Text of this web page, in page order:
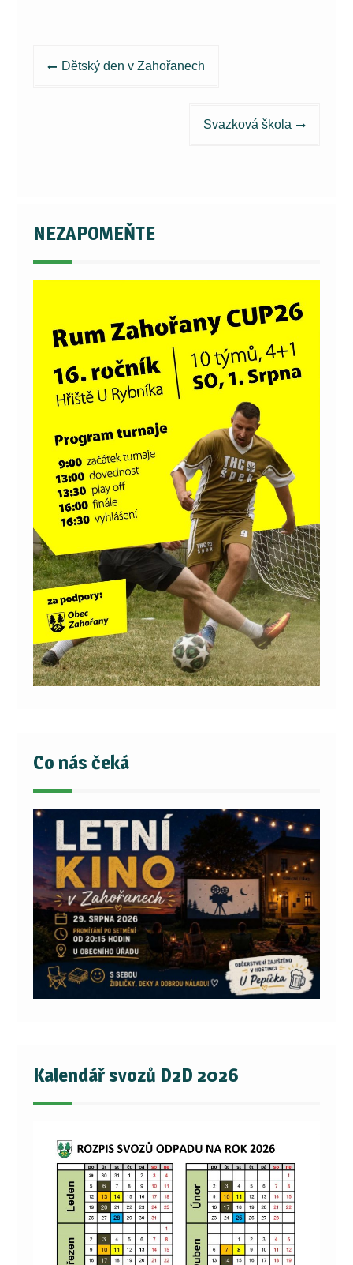
Navigace
Dětský den v Zahořanech
Svazková škola
NEZAPOMEŇTE
Co nás čeká
Kalendář svozů D2D 2026